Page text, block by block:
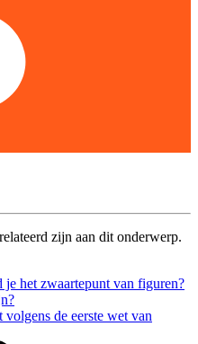
zijn aan dit onderwerp.
het zwaartepunt van figuren?
de eerste wet van